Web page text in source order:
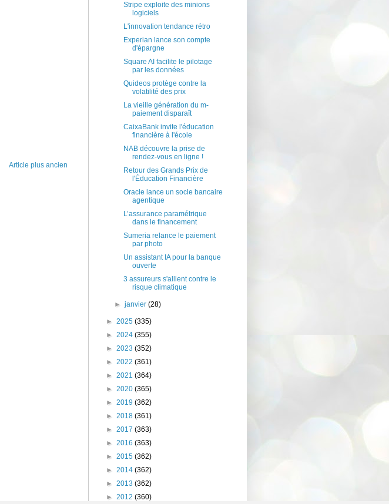
Article plus ancien
Stripe exploite des minions
logiciels
L'innovation tendance rétro
Experian lance son compte
d'épargne
Square AI facilite le pilotage
par les données
Quideos protège contre la
volatilité des prix
La vieille génération du m-
paiement disparaît
CaixaBank invite l'éducation
financière à l'école
NAB découvre la prise de
rendez-vous en ligne !
Retour des Grands Prix de
l'Éducation Financière
Oracle lance un socle bancaire
agentique
L’assurance paramétrique
dans le financement
Sumeria relance le paiement
par photo
Un assistant IA pour la banque
ouverte
3 assureurs s'allient contre le
risque climatique
►janvier(28)
► 2025 (335)
► 2024 (355)
► 2023 (352)
► 2022 (361)
► 2021 (364)
► 2020 (365)
► 2019 (362)
► 2018 (361)
► 2017 (363)
► 2016 (363)
► 2015 (362)
► 2014 (362)
► 2013 (362)
► 2012 (360)